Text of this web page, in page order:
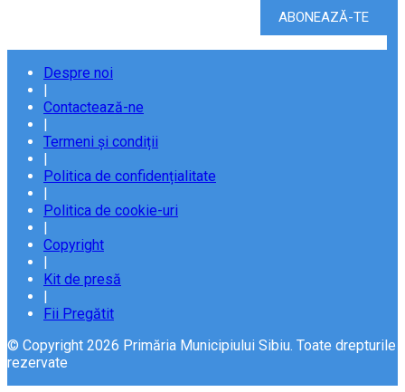
Despre noi
|
Contactează-ne
|
Termeni și condiții
|
Politica de confidențialitate
|
Politica de cookie-uri
|
Copyright
|
Kit de presă
|
Fii Pregătit
© Copyright 2026 Primăria Municipiului Sibiu. Toate drepturile
rezervate